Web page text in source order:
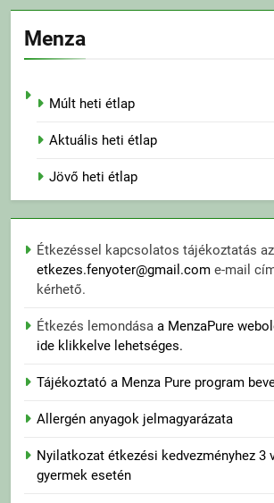
Menza
Múlt heti étlap
Aktuális heti étlap
Jövő heti étlap
Étkezéssel kapcsolatos tájékoztatás az
etkezes.fenyoter@gmail.com e-mail
kérhető.
Étkezés lemondása a MenzaPure
ide klikkelve lehetséges.
Tájékoztató a Menza Pure program
Allergén anyagok jelmagyarázata
Nyilatkozat étkezési kedvezményhez 3
gyermek esetén